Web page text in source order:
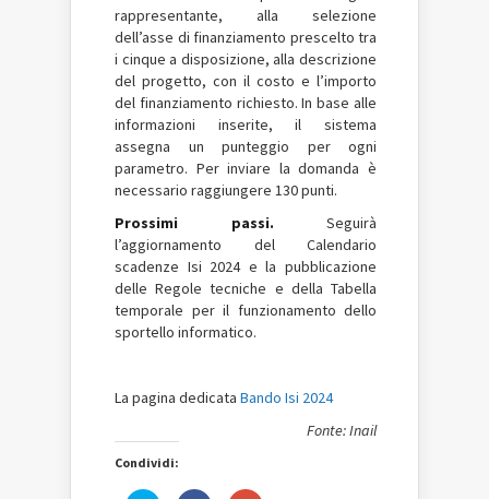
rappresentante, alla selezione
dell’asse di finanziamento prescelto tra
i cinque a disposizione, alla descrizione
del progetto, con il costo e l’importo
del finanziamento richiesto. In base alle
informazioni inserite, il sistema
assegna un punteggio per ogni
parametro. Per inviare la domanda è
necessario raggiungere 130 punti.
Prossimi passi. Seguirà
l’aggiornamento del Calendario
scadenze Isi 2024 e la pubblicazione
delle Regole tecniche e della Tabella
temporale per il funzionamento dello
sportello informatico.
La pagina dedicata Bando Isi 2024
Fonte: Inail
Condividi: